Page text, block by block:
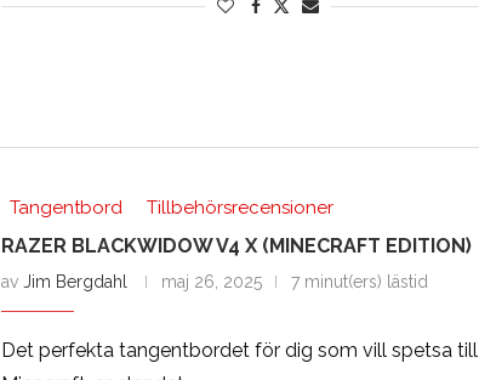
Tangentbord Tillbehörsrecensioner
RAZER BLACKWIDOW V4 X (MINECRAFT EDITION)
av Jim Bergdahl maj 26, 2025 7 minut(ers) lästid
Det perfekta tangentbordet för dig som vill spetsa till